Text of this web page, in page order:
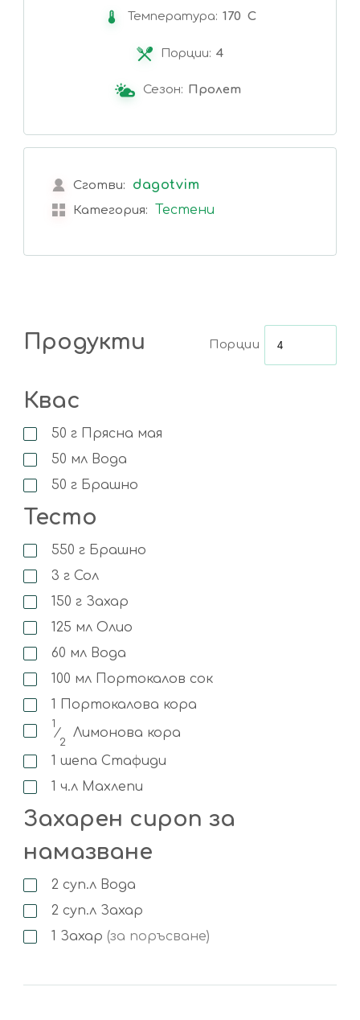
Температура: 170 C
Порции: 4
Сезон: Пролет
Сготви: dagotvim
Категория: Тестени
Продукти Порции
Квас
50 г Прясна мая
50 мл Вода
50 г Брашно
Тесто
550 г Брашно
3 г Сол
150 г Захар
125 мл Олио
60 мл Вода
100 мл Портокалов сок
1
Портокалова кора
1
⁄
2
Лимонова кора
1 шепа Стафиди
1 ч.л Махлепи
Захарен сироп за
намазване
2 суп.л Вода
2 суп.л Захар
1 Захар (за поръсване)